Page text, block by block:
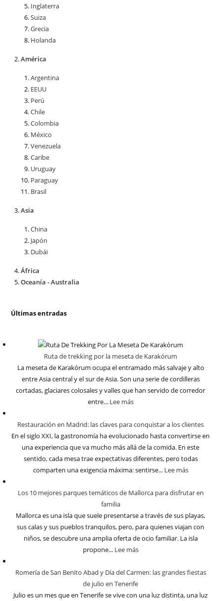
Inglaterra
Suiza
Grecia
Holanda
América
Argentina
EEUU
Perú
Chile
Colombia
México
Venezuela
Caribe
Uruguay
Paraguay
Brasil
Asia
China
Japón
Dubái
África
Oceanía - Australia
Últimas entradas
Ruta de trekking por la meseta de Karakórum
La meseta de Karakórum ocupa el entramado más salvaje y alto
entre Asia central y el sur de Asia. Son una serie de cordilleras
cortadas, glaciares colosales y valles que han servido de corredor
entre... Lee más
Restauración en Madrid: las claves para conquistar a los clientes
En el siglo XXI, la gastronomía ha evolucionado hasta convertirse en
una experiencia que va mucho más allá de la comida. En este
sentido, cada mesa trae expectativas diferentes, pero todas
comparten una exigencia máxima: sentirse... Lee más
Los 10 mejores parques temáticos de Mallorca para disfrutar en
familia
Mallorca es una isla que suele presentarse a través de sus playas,
sus calas y sus pueblos tranquilos, pero, para quienes viajan con
niños, se descubre una amplia oferta de ocio familiar. La isla
propone... Lee más
Romería de San Benito Abad y Día del Carmen: las grandes fiestas
de julio en Tenerife
Julio es un mes que en Tenerife se vive con una luz distinta, una luz